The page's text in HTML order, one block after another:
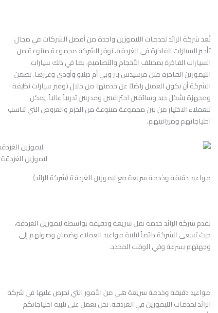
تُعد شركة الرائد لخدمات الليموزين واحدة من أفضل الشركات في مجال
تأجير السيارات الفاخرة في الغردقة. توفر الشركة مجموعة متنوعة من
السيارات الفاخرة بمختلف الأحجام والتصاميم، بما في ذلك سيارات
الليموزين الفاخرة مثل مرسيدس بنز وبي أم دبليو وأودي وغيرها. تضمن
الشركة أن يكون العميل راضيًا عن خدمتها من خلال توفير سيارات نظيفة
ومجهزة بشكل جيد وسائقين احترافيين ومدربين تدريباً عالياً. يمكن
للعملاء الاختيار من بين مجموعة متنوعة من الحزم والعروض التي تناسب
احتياجاتهم وميزانيتهم.
ليموزين الغردقة
مواعيد دقيقة وخدمة سريعة مع ليموزين الغردقة (شركة الرائد)
تقدم شركة الرائد خدمة نقل سريعة ودقيقة بواسطة ليموزين الغردقة،
حيث تسعى الشركة دائماً لتلبية مواعيد العملاء وضمان وصولهم إلى
وجهتهم بسرعة وفي الوقت المحدد.
مواعيد دقيقة وخدمة سريعة هي من الأمور التي نحرص عليها في شركة
الرائد لخدمات الليموزين في الغردقة. نحن نعمل على تلبية احتياجاتكم